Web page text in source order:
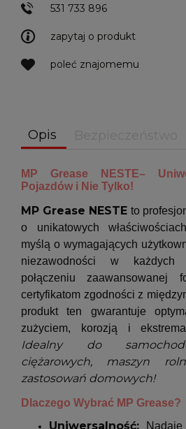
zapytaj o produkt
poleć znajomemu
531 733 896
Opis
MP Grease NESTE–
Pojazdów i Nie Tylko!
MP Grease NESTE to
o unikatowych
myślą o wymagających
niezawodności w każdych
połączeniu zaawansowanej
certyfikatom zgodności z
produkt ten gwarantuje
zużyciem, korozją i
Idealny do
ciężarowych, maszyn
zastosowań domowych!
Dlaczego Wybrać MP Grease?
Uniwersalność: